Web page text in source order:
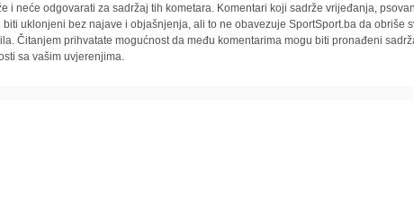
i neće odgovarati za sadržaj tih kometara. Komentari koji sadrže vrijeđanja,
biti uklonjeni bez najave i objašnjenja, ali to ne obavezuje SportSport.ba da obriše
Čitanjem prihvatate mogućnost da među komentarima mogu biti pronađeni
sa vašim uvjerenjima.